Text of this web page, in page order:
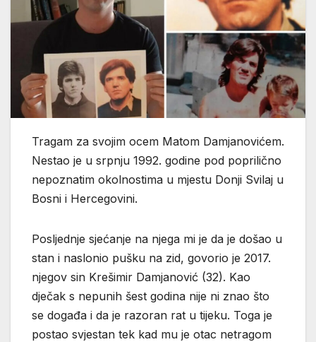
Tragam za svojim ocem Matom Damjanovićem.
Nestao je u srpnju 1992. godine pod poprilično
nepoznatim okolnostima u mjestu Donji Svilaj u
Bosni i Hercegovini.
Posljednje sjećanje na njega mi je da je došao u
stan i naslonio pušku na zid, govorio je 2017.
njegov sin Krešimir Damjanović (32). Kao
dječak s nepunih šest godina nije ni znao što
se događa i da je razoran rat u tijeku. Toga je
postao svjestan tek kad mu je otac netragom